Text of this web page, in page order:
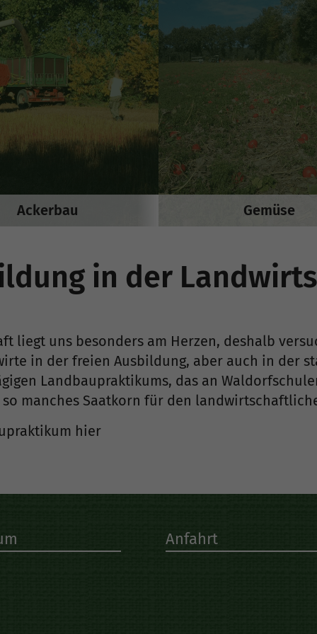
Ackerbau Gemüse
in der
liegt uns besonders am Herzen, deshalb
in der freien Ausbildung, aber auch in der
Landbaupraktikums, das an
manches Saatkorn für den
hier
Anfahrt